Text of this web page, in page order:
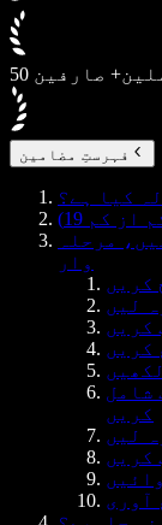
ملین+ صارفین
فہرستِ مضامین
کیا ہے؟
کم 19)
مرحلہ
وار
شامل
کریں